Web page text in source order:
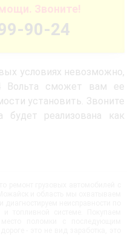
Звоните!
90-24
условиях невозможно,
Вольта сможет вам ее
установить. Звоните
будет реализована как